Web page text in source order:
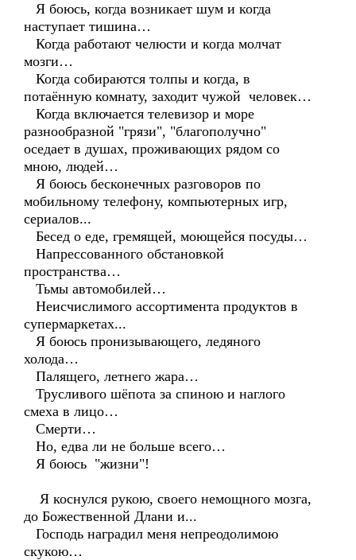
Я боюсь, когда возникает шум и когда
наступает тишина…
Когда работают челюсти и когда молчат
мозги…
Когда собираются толпы и когда, в
потаённую комнату, заходит чужой человек…
Когда включается телевизор и море
разнообразной "грязи", "благополучно"
оседает в душах, проживающих рядом со
мною, людей…
Я боюсь бесконечных разговоров по
мобильному телефону, компьютерных игр,
сериалов...
Бесед о еде, гремящей, моющейся посуды…
Напрессованного обстановкой
пространства…
Тьмы автомобилей…
Неисчислимого ассортимента продуктов в
супермаркетах...
Я боюсь пронизывающего, ледяного
холода…
Палящего, летнего жара…
Трусливого шёпота за спиною и наглого
смеха в лицо…
Смерти…
Но, едва ли не больше всего…
Я боюсь "жизни"!
Я коснулся рукою, своего немощного мозга,
до Божественной Длани и...
Господь наградил меня непреодолимою
скукою…